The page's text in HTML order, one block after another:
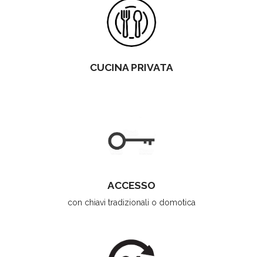
CUCINA PRIVATA
ACCESSO
con chiavi tradizionali o domotica